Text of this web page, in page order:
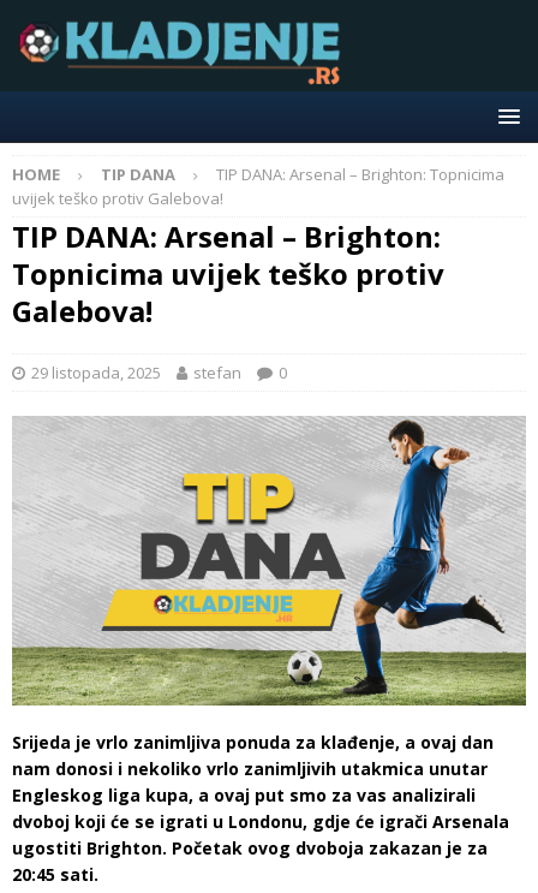
HOME TIP DANA
TIP DANA: Arsenal – Brighton: Topnicima
uvijek teško protiv Galebova!
TIP DANA: Arsenal – Brighton:
Topnicima uvijek teško protiv
Galebova!
29 listopada, 2025 stefan 0
Srijeda je vrlo zanimljiva ponuda za klađenje, a ovaj dan
nam donosi i nekoliko vrlo zanimljivih utakmica unutar
Engleskog liga kupa, a ovaj put smo za vas analizirali
dvoboj koji će se igrati u Londonu, gdje će igrači Arsenala
ugostiti Brighton. Početak ovog dvoboja zakazan je za
20:45 sati.